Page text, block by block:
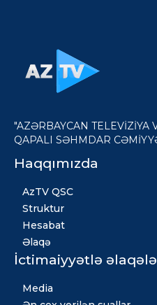
"AZƏRBAYCAN TELEVİZİYA
QAPALI SƏHMDAR
Haqqımızda
AzTV QSC
Struktur
Hesabat
Əlaqə
İctimaiyyətlə
Media